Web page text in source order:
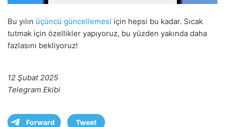
Bu yılın üçüncü güncellemesi için hepsi bu kadar. Sıcak
tutmak için özellikler yapıyoruz, bu yüzden yakında daha
fazlasını bekliyoruz!
12 Şubat 2025
Telegram Ekibi
Forward Tweet